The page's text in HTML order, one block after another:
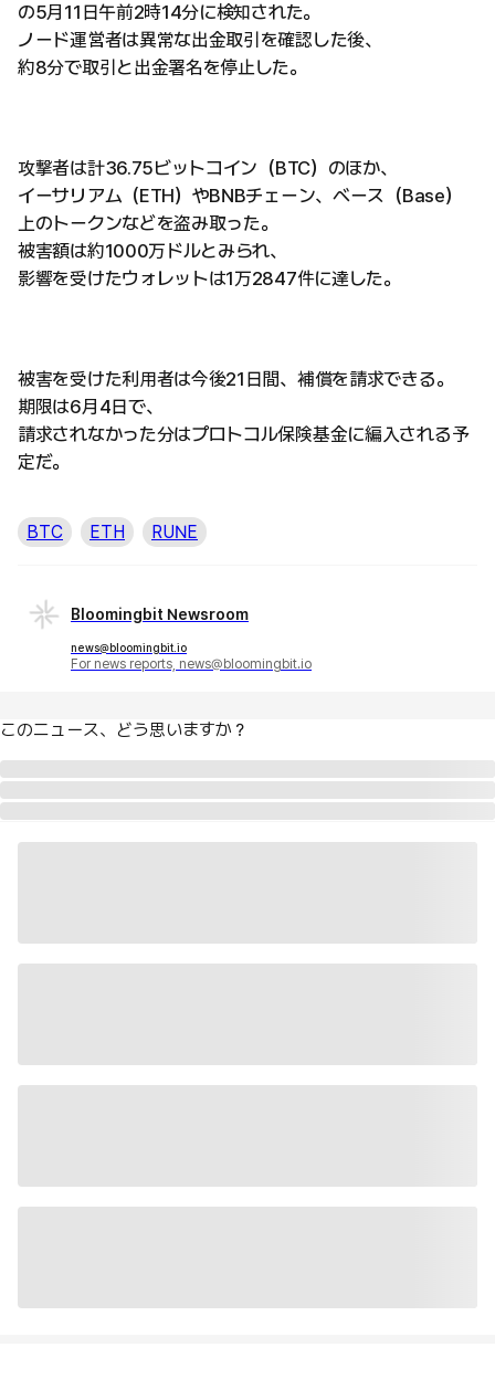
の5月11日午前2時14分に検知された。
ノード運営者は異常な出金取引を確認した後、
約8分で取引と出金署名を停止した。
攻撃者は計36.75ビットコイン（BTC）のほか、
イーサリアム（ETH）やBNBチェーン、ベース（Base）
上のトークンなどを盗み取った。
被害額は約1000万ドルとみられ、
影響を受けたウォレットは1万2847件に達した。
被害を受けた利用者は今後21日間、補償を請求できる。
期限は6月4日で、
請求されなかった分はプロトコル保険基金に編入される予
定だ。
BTC ETH RUNE
Bloomingbit Newsroom
news@bloomingbit.io
For news reports, news@bloomingbit.io
このニュース、どう思いますか？